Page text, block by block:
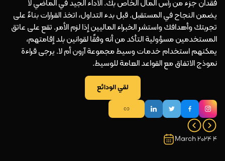
4 March 2024
فقدان جزء من رأس المال الخاص بك. الأداء الجيد في الماضي لا
يضمن النجاح في المستقبل. قبل بدء التداول، اتخذ القرارات بناءً على
تجربتك وأهدافك واستشر الخبراء الماليين إذا لزم الأمر. تقع على عاتق
المستخدمين مسؤولية التأكد من أنه وفقًا لقوانين بلد إقامتهم،
يمكنهم استخدام خدمات وسيط مجموعة آرون أم لا. يرجى قراءة
نموذج الاتفاق مع القواعد العامة للوسيط.
لقي الودائع